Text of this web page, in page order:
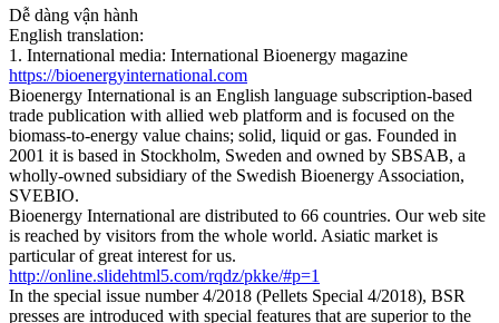
Dễ dàng vận hành
English translation:
1. International media: International Bioenergy magazine
https://bioenergyinternational.com
Bioenergy International is an English language subscription-based
trade publication with allied web platform and is focused on the
biomass-to-energy value chains; solid, liquid or gas. Founded in
2001 it is based in Stockholm, Sweden and owned by SBSAB, a
wholly-owned subsidiary of the Swedish Bioenergy Association,
SVEBIO.
Bioenergy International are distributed to 66 countries. Our web site
is reached by visitors from the whole world. Asiatic market is
particular of great interest for us.
http://online.slidehtml5.com/rqdz/pkke/#p=1
In the special issue number 4/2018 (Pellets Special 4/2018), BSR
presses are introduced with special features that are superior to the